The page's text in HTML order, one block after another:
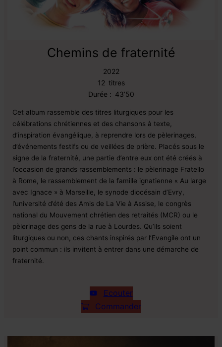
Chemins de fraternité
2022
12 titres
Durée : 43’50
Cet album rassemble des titres liturgiques pour les
célébrations chrétiennes et des chansons à texte,
d’inspiration évangélique, à reprendre lors de pèlerinages,
d’événements festifs ou de veillées de prière. Placés sous le
signe de la fraternité, une partie d’entre eux ont été créés à
l’occasion de grands rassemblements : le pèlerinage Fratello
à Rome, le rassemblement de la famille ignatienne « Au large
avec Ignace » à Marseille, le synode diocésain d’Evry,
l’université d’été des Amis de La Vie à Assise, le congrès
national du Mouvement chrétien des retraités (MCR) ou le
pèlerinage des gens de la rue à Lourdes. Qu’ils soient
liturgiques ou non, ces chants inspirés par l’Evangile ont un
point commun : ils invitent à entrer dans une démarche de
fraternité.
Ecouter
Commander